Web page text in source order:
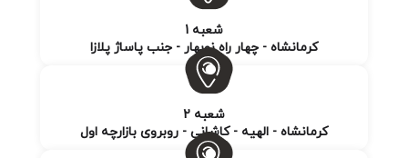
شعبه 1
کرمانشاه - چهار راه نوبهار - جنب پاساژ پلازا
شعبه 2
کرمانشاه - الهیه - کاشانی - روبروی بازارچه اول